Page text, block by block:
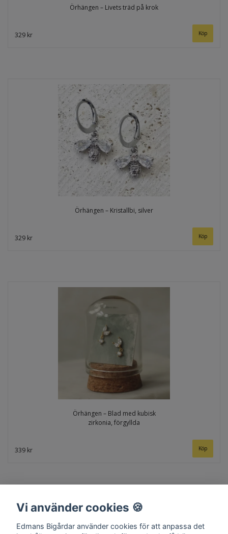
Örhängen – Livets träd på krok
329 kr
Örhängen – Kristallbi, silver
329 kr
Örhängen – Blad med kubisk
zirkonia, förgyllda
339 kr Köp
Vi använder cookies 🍪
Edmans Bigårdar använder cookies för att anpassa det